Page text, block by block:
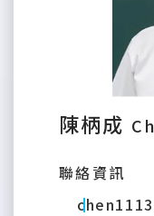
陳柄成
聯絡資訊